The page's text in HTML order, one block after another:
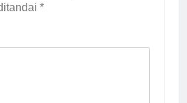
*